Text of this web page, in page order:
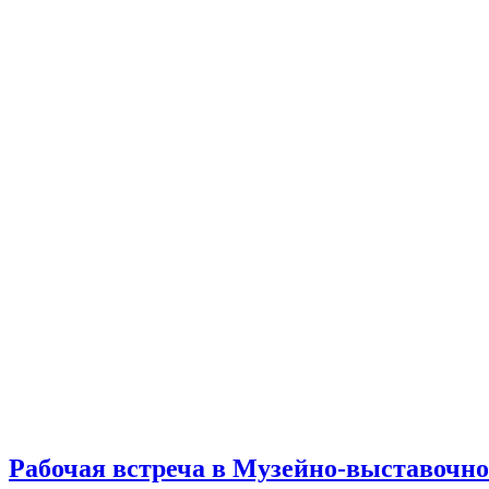
Рабочая встреча в Музейно-